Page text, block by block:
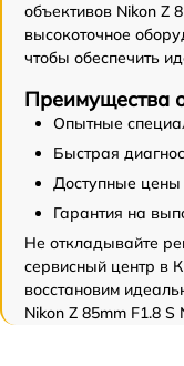
объективов Nikon Z
высокоточное
чтобы обеспечить
Преимущества
Опытные
Быстрая
Доступные цены
Гарантия на
Не откладывайте
сервисный центр в
восстановим
Nikon Z 85mm F1.8 S